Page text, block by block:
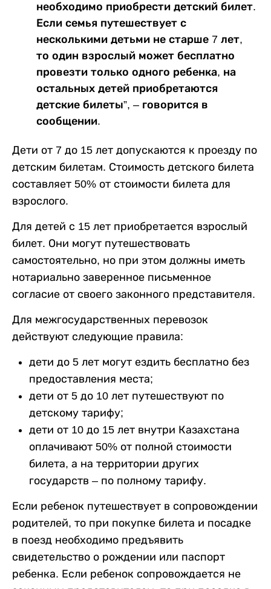
необходимо приобрести детский билет.
Если семья путешествует с
несколькими детьми не старше 7 лет,
то один взрослый может бесплатно
провезти только одного ребенка, на
остальных детей приобретаются
детские билеты”, – говорится в
сообщении.
Дети от 7 до 15 лет допускаются к проезду по
детским билетам. Стоимость детского билета
составляет 50% от стоимости билета для
взрослого.
Для детей с 15 лет приобретается взрослый
билет. Они могут путешествовать
самостоятельно, но при этом должны иметь
нотариально заверенное письменное
согласие от своего законного представителя.
Для межгосударственных перевозок
действуют следующие правила:
дети до 5 лет могут ездить бесплатно без
предоставления места;
дети от 5 до 10 лет путешествуют по
детскому тарифу;
дети от 10 до 15 лет внутри Казахстана
оплачивают 50% от полной стоимости
билета, а на территории других
государств – по полному тарифу.
Если ребенок путешествует в сопровождении
родителей, то при покупке билета и посадке
в поезд необходимо предъявить
свидетельство о рождении или паспорт
ребенка. Если ребенок сопровождается не